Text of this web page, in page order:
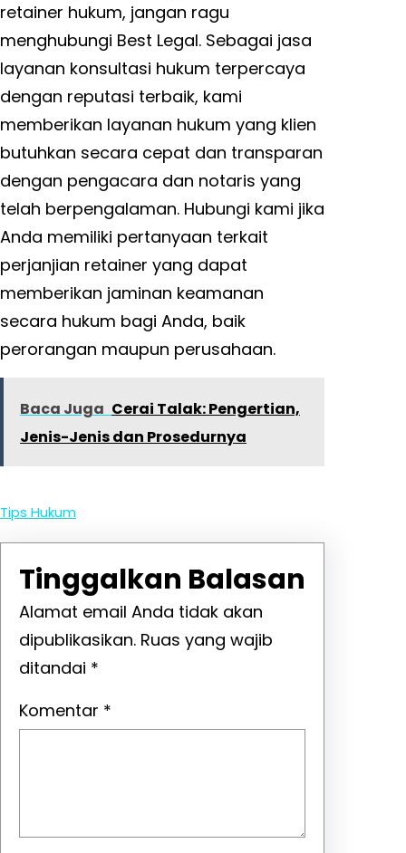
retainer hukum, jangan ragu
menghubungi Best Legal. Sebagai jasa
layanan konsultasi hukum terpercaya
dengan reputasi terbaik, kami
memberikan layanan hukum yang klien
butuhkan secara cepat dan transparan
dengan pengacara dan notaris yang
telah berpengalaman. Hubungi kami jika
Anda memiliki pertanyaan terkait
perjanjian retainer yang dapat
memberikan jaminan keamanan
secara hukum bagi Anda, baik
perorangan maupun perusahaan.
Baca Juga Cerai Talak: Pengertian,
Jenis-Jenis dan Prosedurnya
Tips Hukum
Tinggalkan Balasan
Alamat email Anda tidak akan
dipublikasikan. Ruas yang wajib
ditandai *
Komentar *